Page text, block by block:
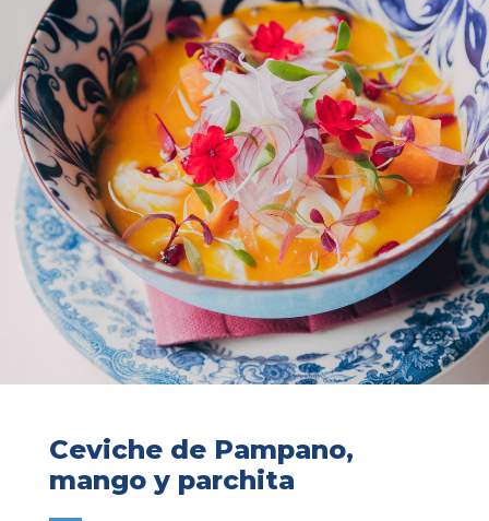
Ceviche de Pampano,
mango y parchita